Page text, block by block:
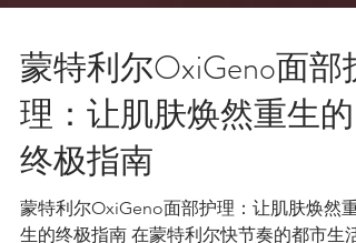
蒙特利尔OxiGeno面部护
理：让肌肤焕然重生的
终极指南